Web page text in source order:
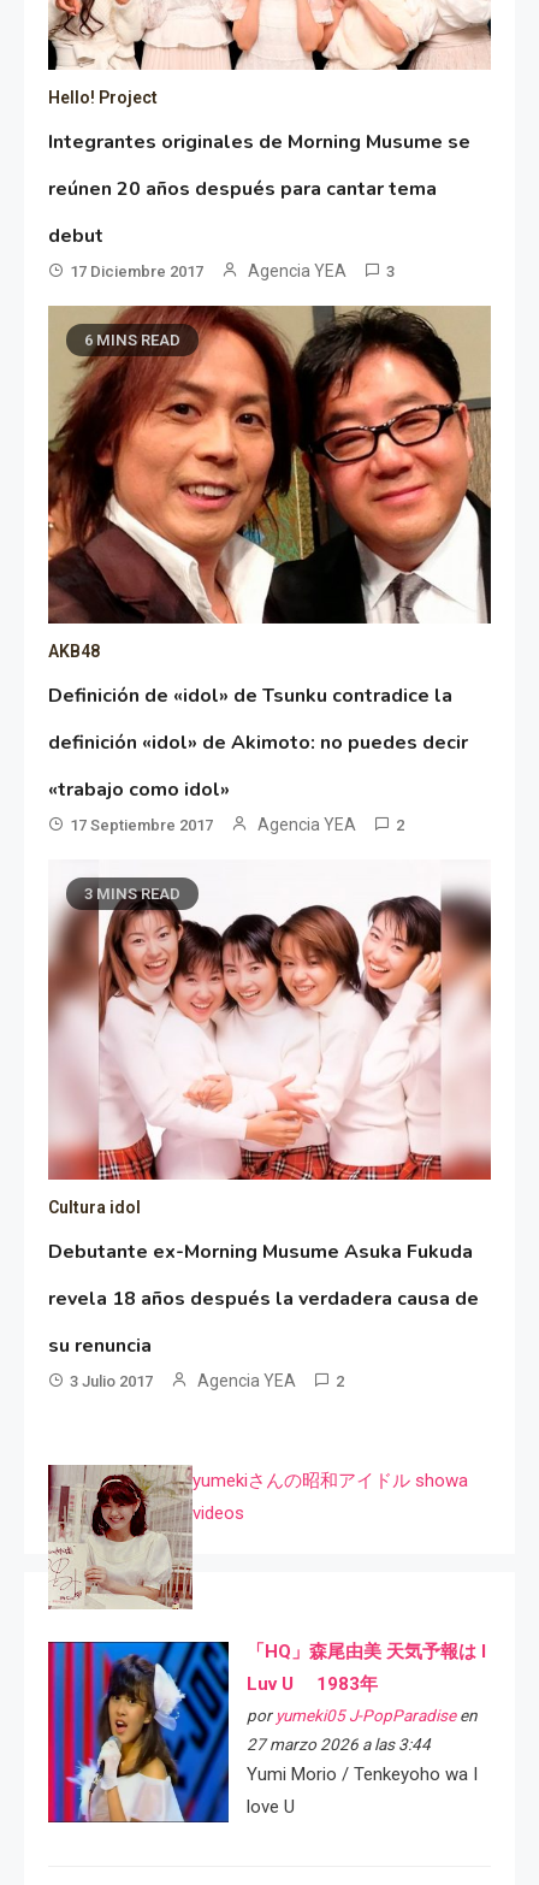
Hello! Project
Integrantes originales de Morning Musume se
reúnen 20 años después para cantar tema
debut
17 Diciembre 2017 Agencia YEA 3
6 MINS READ
AKB48
Definición de «idol» de Tsunku contradice la
definición «idol» de Akimoto: no puedes decir
«trabajo como idol»
17 Septiembre 2017 Agencia YEA 2
3 MINS READ
Cultura idol
Debutante ex-Morning Musume Asuka Fukuda
revela 18 años después la verdadera causa de
su renuncia
3 Julio 2017 Agencia YEA 2
yumekiさんの昭和アイドル showa
videos
「HQ」森尾由美 天気予報は I
Luv U 1983年
por yumeki05 J-PopParadiseen
27 marzo 2026 a las 3:44
Yumi Morio / Tenkeyoho wa I
love U